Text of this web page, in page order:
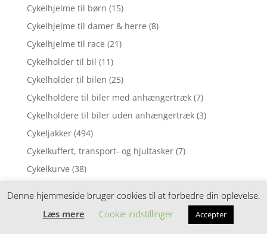
Cykelhjelme til børn (15)
Cykelhjelme til damer & herre (8)
Cykelhjelme til race (21)
Cykelholder til bil (11)
Cykelholder til bilen (25)
Cykelholdere til biler med anhængertræk (7)
Cykelholdere til biler uden anhængertræk (3)
Cykeljakker (494)
Cykelkuffert, transport- og hjultasker (7)
Cykelkurve (38)
Cykelkurve og tilbehør
Cykelkurve til bag
Denne hjemmeside bruger cookies til at forbedre din oplevelse.
Læs mere
Cookie indstillinger Accepter